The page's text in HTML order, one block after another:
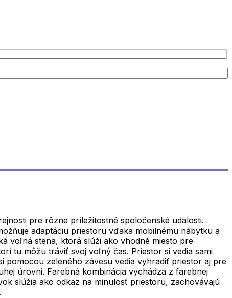
pre rôzne príležitostné spoločenské udalosti.
adaptáciu priestoru vďaka mobilnému nábytku a
voľná stena, ktorá slúži ako vhodné miesto pre
tu môžu tráviť svoj voľný čas. Priestor si vedia sami
zeleného závesu vedia vyhradiť priestor aj pre
úrovni. Farebná kombinácia vychádza z farebnej
slúžia ako odkaz na minulosť priestoru, zachovávajú